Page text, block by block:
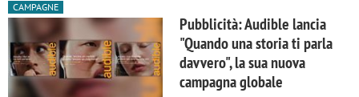
CAMPAGNE
Pubblicità: Audible lancia
"Quando una storia ti parla
davvero", la sua nuova
campagna globale